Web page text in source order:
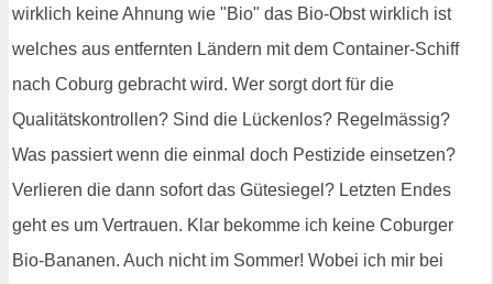
wirklich keine Ahnung wie "Bio" das Bio-Obst wirklich ist
welches aus entfernten Ländern mit dem Container-Schiff
nach Coburg gebracht wird. Wer sorgt dort für die
Qualitätskontrollen? Sind die Lückenlos? Regelmässig?
Was passiert wenn die einmal doch Pestizide einsetzen?
Verlieren die dann sofort das Gütesiegel? Letzten Endes
geht es um Vertrauen. Klar bekomme ich keine Coburger
Bio-Bananen. Auch nicht im Sommer! Wobei ich mir bei